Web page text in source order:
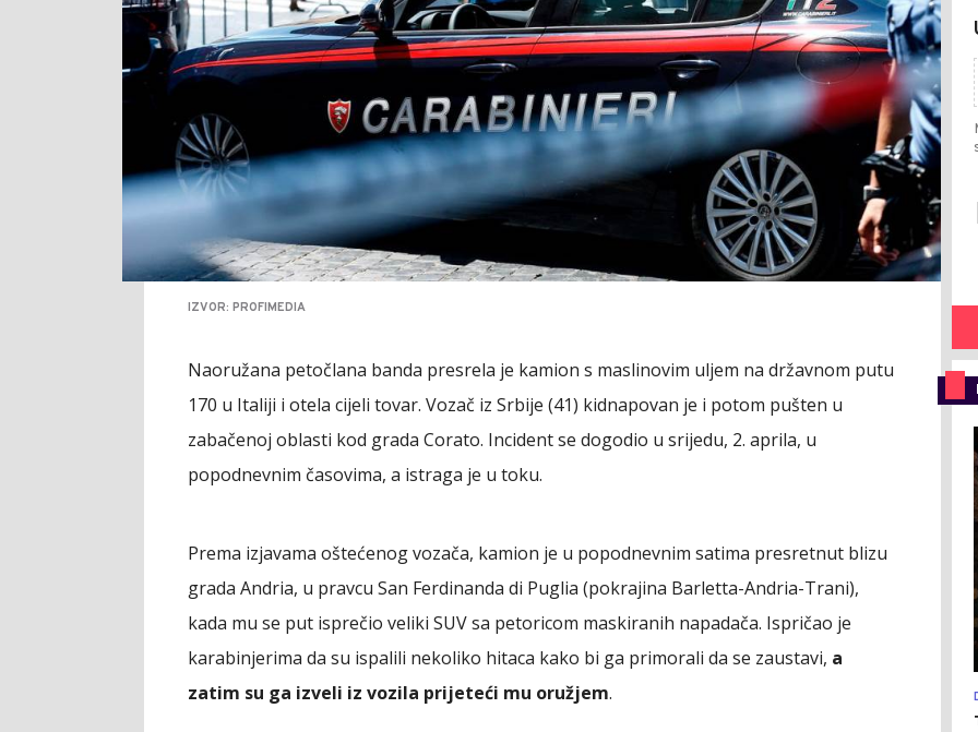
IZVOR: PROFIMEDIA
Naoružana petočlana banda presrela je kamion s maslinovim uljem na državnom putu
170 u Italiji i otela cijeli tovar. Vozač iz Srbije (41) kidnapovan je i potom pušten u
zabačenoj oblasti kod grada Corato. Incident se dogodio u srijedu, 2. aprila, u
popodnevnim časovima, a istraga je u toku.
Prema izjavama oštećenog vozača, kamion je u popodnevnim satima presretnut blizu
grada Andria, u pravcu San Ferdinanda di Puglia (pokrajina Barletta-Andria-Trani),
kada mu se put isprečio veliki SUV sa petoricom maskiranih napadača. Ispričao je
karabinjerima da su ispalili nekoliko hitaca kako bi ga primorali da se zaustavi, a
zatim su ga izveli iz vozila prijeteći mu oružjem.